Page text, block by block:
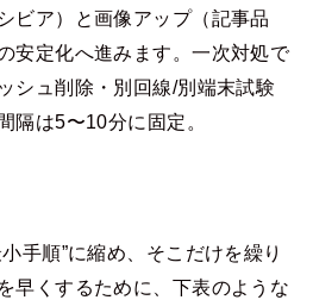
ビア）と画像アップ（記事品
安定化へ進みます。一次対処で
シュ削除・別回線/別端末試験
隔は5〜10分に固定。
手順”に縮め、そこだけを繰り
早くするために、下表のような